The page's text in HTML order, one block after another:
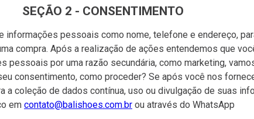
SEÇÃO 2 - CONSENTIMENTO
pessoais como nome, telefone e endereço,
compra. Após a realização de ações entendemos que
por uma razão secundária, como marketing,
consentimento, como proceder? Se após você nos
coleção de dados contínua, uso ou divulgação de suas
em contato@balishoes.com.br ou através do WhatsApp